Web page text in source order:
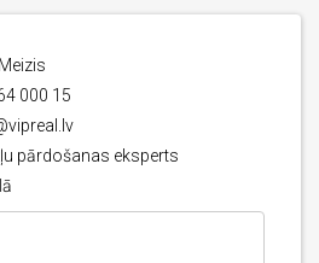
000 15
pārdošanas eksperts